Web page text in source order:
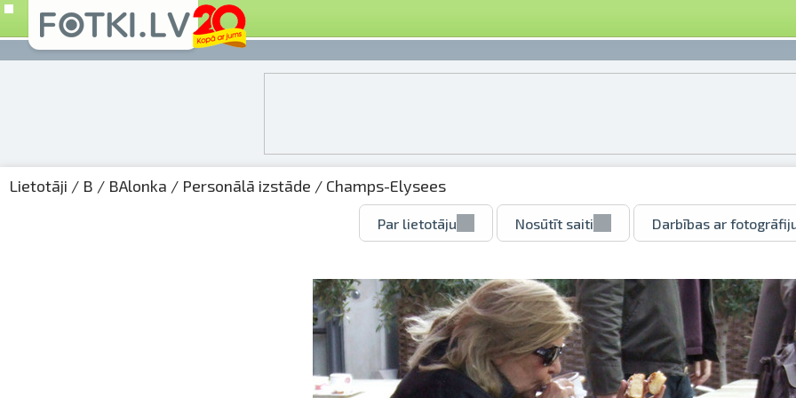
Lietotāji / B / BAlonka / Personālā izstāde / Champs-Elysees
Par lietotāju Nosūtīt saiti Darbības ar